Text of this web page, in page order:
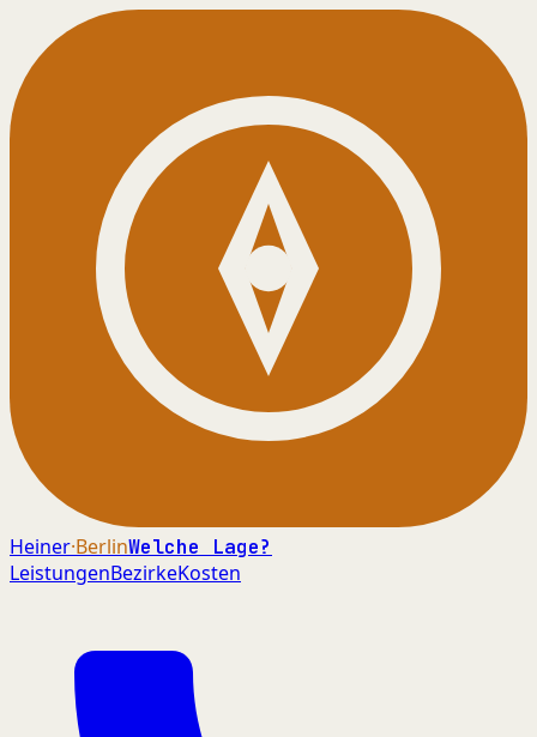
Heiner·BerlinWelche Lage?
LeistungenBezirkeKosten